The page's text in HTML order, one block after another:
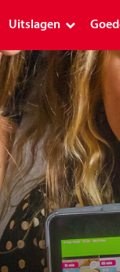
Uitslagen
Uitslagen
Uitslag
Premium uitslagen
Plus uitslagen